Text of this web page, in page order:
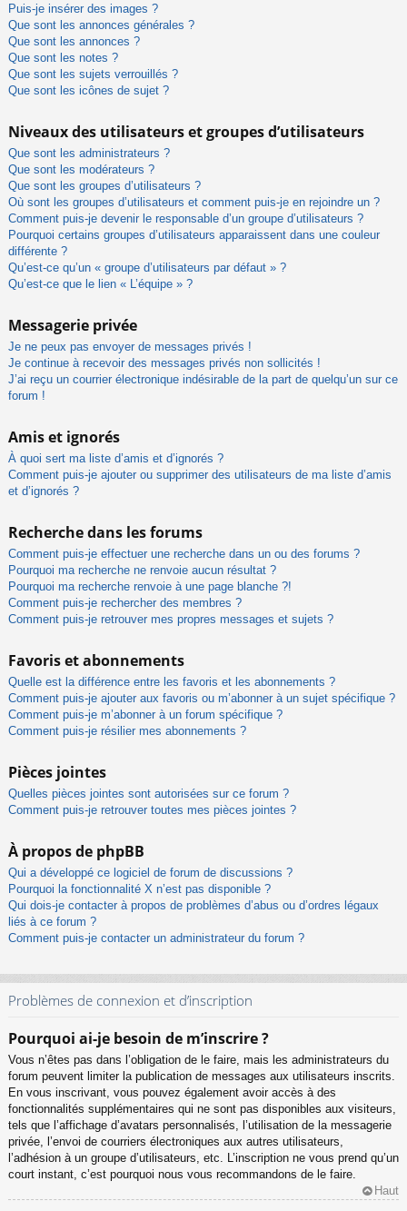
Puis-je insérer des images ?
Que sont les annonces générales ?
Que sont les annonces ?
Que sont les notes ?
Que sont les sujets verrouillés ?
Que sont les icônes de sujet ?
Niveaux des utilisateurs et groupes d’utilisateurs
Que sont les administrateurs ?
Que sont les modérateurs ?
Que sont les groupes d’utilisateurs ?
Où sont les groupes d’utilisateurs et comment puis-je en rejoindre un ?
Comment puis-je devenir le responsable d’un groupe d’utilisateurs ?
Pourquoi certains groupes d’utilisateurs apparaissent dans une couleur
différente ?
Qu’est-ce qu’un « groupe d’utilisateurs par défaut » ?
Qu’est-ce que le lien « L’équipe » ?
Messagerie privée
Je ne peux pas envoyer de messages privés !
Je continue à recevoir des messages privés non sollicités !
J’ai reçu un courrier électronique indésirable de la part de quelqu’un sur ce
forum !
Amis et ignorés
À quoi sert ma liste d’amis et d’ignorés ?
Comment puis-je ajouter ou supprimer des utilisateurs de ma liste d’amis
et d’ignorés ?
Recherche dans les forums
Comment puis-je effectuer une recherche dans un ou des forums ?
Pourquoi ma recherche ne renvoie aucun résultat ?
Pourquoi ma recherche renvoie à une page blanche ?!
Comment puis-je rechercher des membres ?
Comment puis-je retrouver mes propres messages et sujets ?
Favoris et abonnements
Quelle est la différence entre les favoris et les abonnements ?
Comment puis-je ajouter aux favoris ou m’abonner à un sujet spécifique ?
Comment puis-je m’abonner à un forum spécifique ?
Comment puis-je résilier mes abonnements ?
Pièces jointes
Quelles pièces jointes sont autorisées sur ce forum ?
Comment puis-je retrouver toutes mes pièces jointes ?
À propos de phpBB
Qui a développé ce logiciel de forum de discussions ?
Pourquoi la fonctionnalité X n’est pas disponible ?
Qui dois-je contacter à propos de problèmes d’abus ou d’ordres légaux
liés à ce forum ?
Comment puis-je contacter un administrateur du forum ?
Problèmes de connexion et d’inscription
Pourquoi ai-je besoin de m’inscrire ?
Vous n’êtes pas dans l’obligation de le faire, mais les administrateurs du
forum peuvent limiter la publication de messages aux utilisateurs inscrits.
En vous inscrivant, vous pouvez également avoir accès à des
fonctionnalités supplémentaires qui ne sont pas disponibles aux visiteurs,
tels que l’affichage d’avatars personnalisés, l’utilisation de la messagerie
privée, l’envoi de courriers électroniques aux autres utilisateurs,
l’adhésion à un groupe d’utilisateurs, etc. L’inscription ne vous prend qu’un
court instant, c’est pourquoi nous vous recommandons de le faire.
Haut